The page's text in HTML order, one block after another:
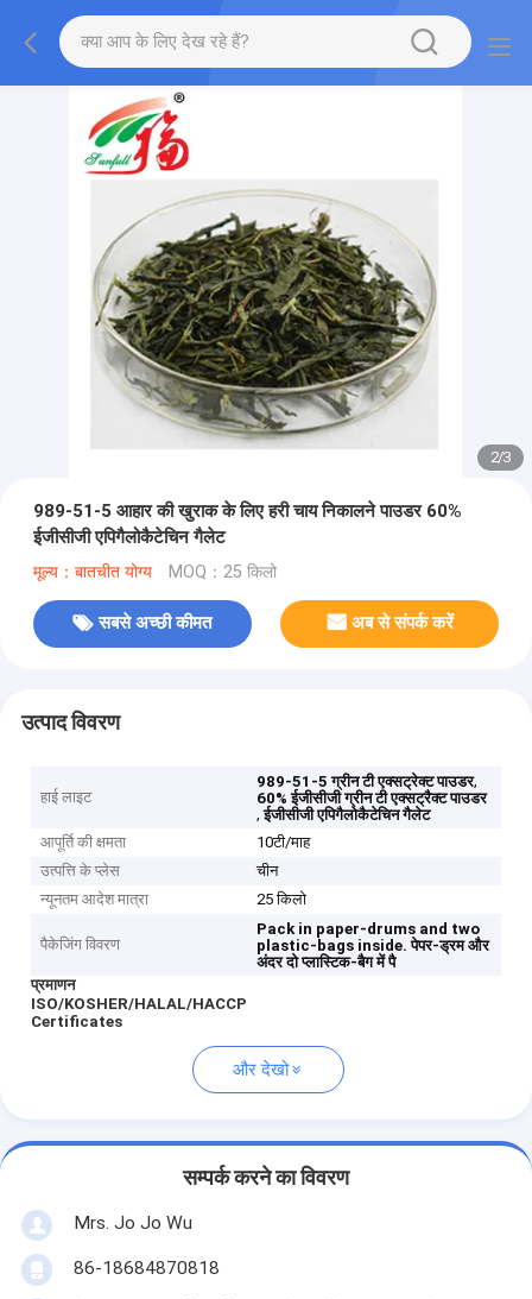
2/3
989-51-5 आहार की खुराक के लिए हरी चाय निकालने पाउडर 60%
ईजीसीजी एपिगैलोकैटेचिन गैलेट
मूल्य：बातचीत योग्य MOQ：25 किलो
सबसे अच्छी कीमत अब से संपर्क करें
उत्पाद विवरण
हाई लाइट
989-51-5 ग्रीन टी एक्सट्रेक्ट पाउडर,
60% ईजीसीजी ग्रीन टी एक्सट्रैक्ट पाउडर
,ईजीसीजी एपिगैलोकैटेचिन गैलेट
आपूर्ति की क्षमता
10टी/माह
उत्पत्ति के प्लेस
चीन
न्यूनतम आदेश मात्रा
25 किलो
पैकेजिंग विवरण
Pack in paper-drums and two
plastic-bags inside. पेपर-ड्रम और
अंदर दो प्लास्टिक-बैग में पै
प्रमाणन
ISO/KOSHER/HALAL/HACCP
Certificates
और देखो
सम्पर्क करने का विवरण
Mrs. Jo Jo Wu
86-18684870818